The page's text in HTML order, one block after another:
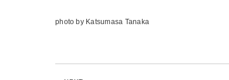
photo by Katsumasa Tanaka